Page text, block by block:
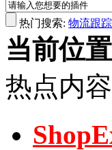
热门搜索: 物流跟踪
当前位
热点内容